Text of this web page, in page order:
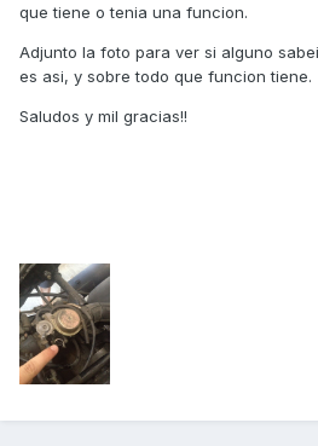
que tiene o tenia una funcion.
Adjunto la foto para ver si alguno
es asi, y sobre todo que funcion tiene.
Saludos y mil gracias!!